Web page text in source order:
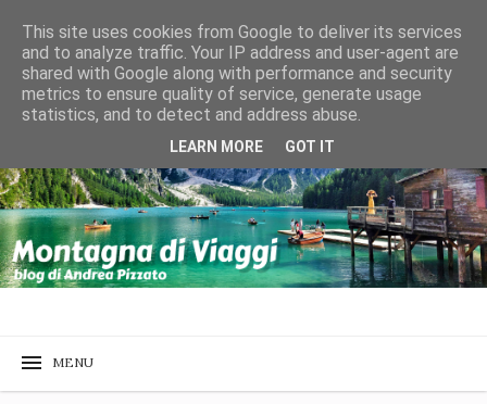
This site uses cookies from Google to deliver its services
and to analyze traffic. Your IP address and user-agent are
shared with Google along with performance and security
metrics to ensure quality of service, generate usage
statistics, and to detect and address abuse.
LEARN MORE GOT IT